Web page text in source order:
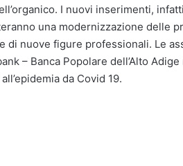
I nuovi inserimenti,
una modernizzazione delle
di nuove figure professionali. Le
– Banca Popolare dell’Alto
da Covid 19.